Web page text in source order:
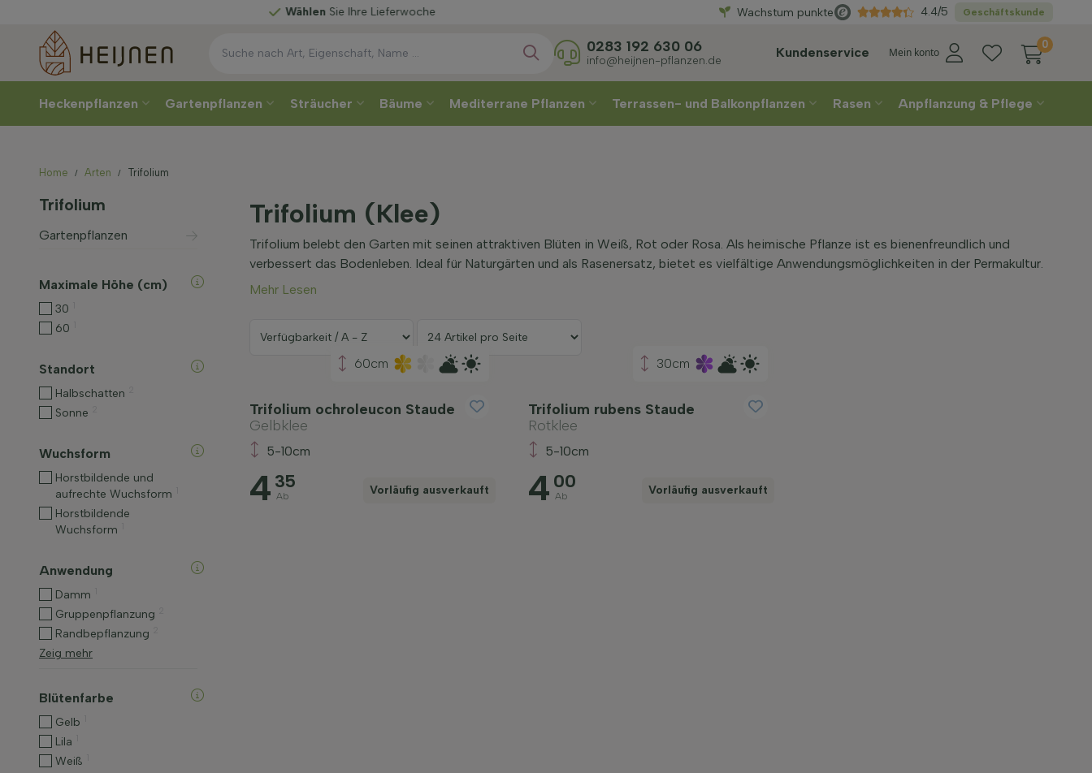
Sie Ihre Lieferwoche Direktaus der Gärtnerei
Wachstum punkte Geschäftskunde
4.4/5
Kundenservice Mein konto
0
0283 192 630 06
info@heijnen-pflanzen.de
Heckenpflanzen Gartenpflanzen Sträucher Bäume Mediterrane Pflanzen Terrassen- und Balkonpflanzen Rasen Anpflanzung & Pflege
Home Arten Trifolium
Trifolium
Gartenpflanzen
Maximale Höhe (cm)
30
60
Standort
Halbschatten
Sonne
Wuchsform
Horstbildende und
aufrechte Wuchsform
Horstbildende
Wuchsform
Anwendung
Damm
Gruppenpflanzung
Randbepflanzung
Zeig mehr
Blütenfarbe
Gelb
Lila
Weiß
Trifolium (Klee)
Trifolium belebt den Garten mit seinen attraktiven Blüten in Weiß, Rot oder Rosa. Als heimische Pflanze ist es bienenfreundlich und
verbessert das Bodenleben. Ideal für Naturgärten und als Rasenersatz, bietet es vielfältige Anwendungsmöglichkeiten in der Permakultur.
Mehr Lesen
60cm
Trifolium ochroleucon Staude
Gelbklee
5-10cm
4 35
Ab Vorläufig ausverkauft
30cm
Trifolium rubens Staude
Rotklee
5-10cm
4 00
Ab Vorläufig ausverkauft